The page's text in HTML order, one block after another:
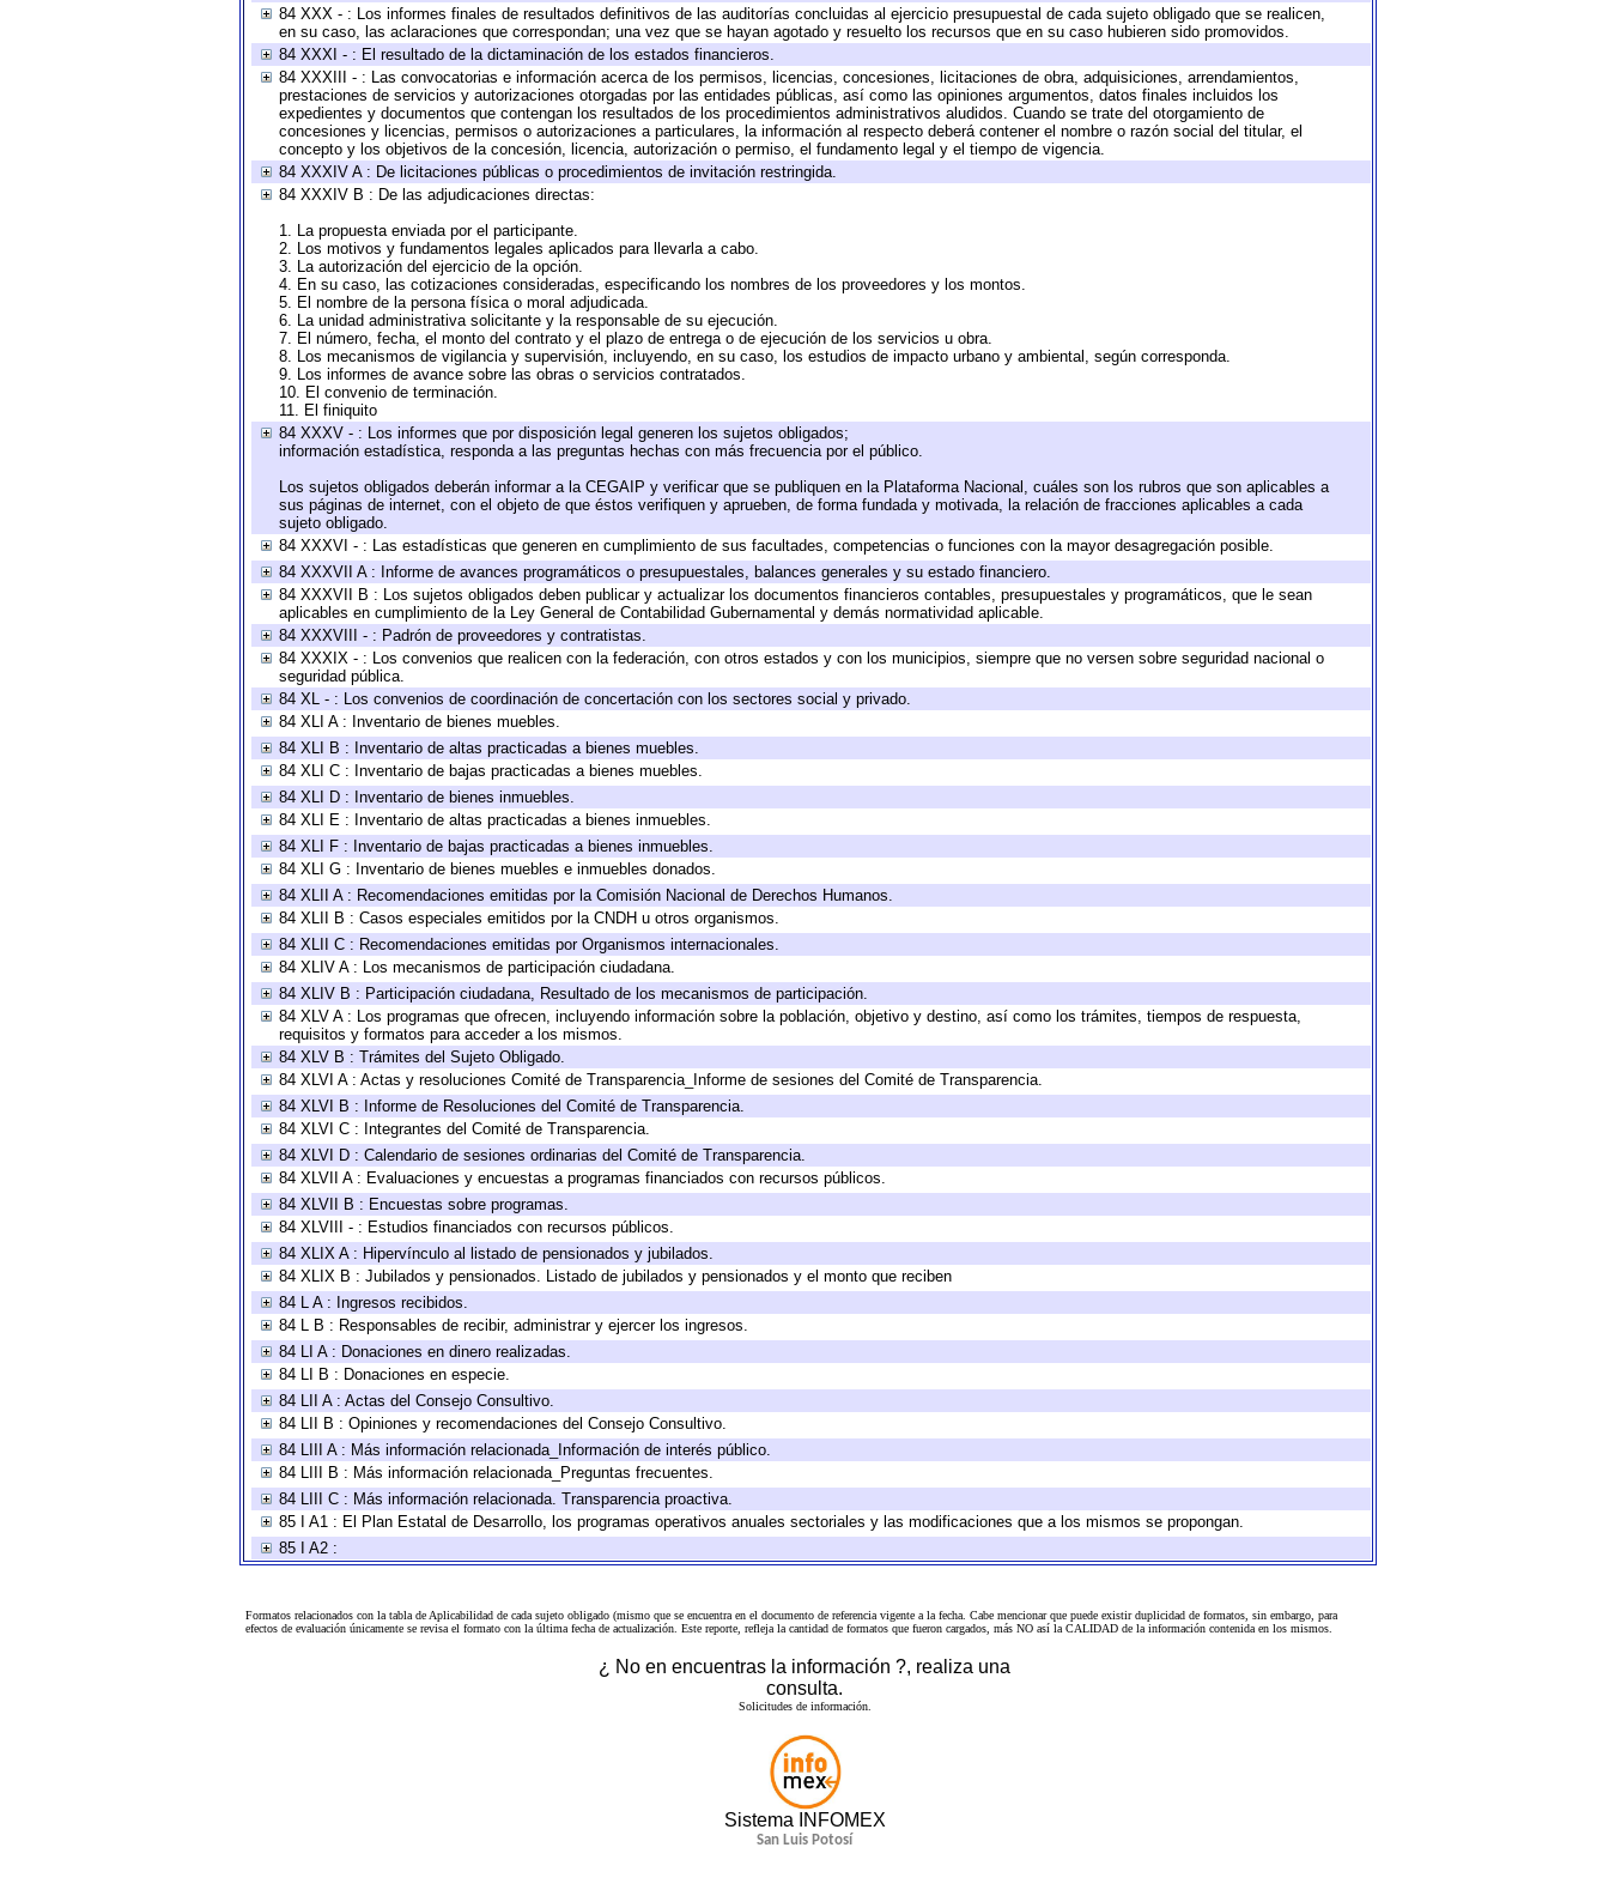
84 XXX - : Los informes finales de resultados definitivos de las auditorías concluidas al ejercicio presupuestal de cada sujeto obligado que se realicen,
en su caso, las aclaraciones que correspondan; una vez que se hayan agotado y resuelto los recursos que en su caso hubieren sido promovidos.
84 XXXI - : El resultado de la dictaminación de los estados financieros.
84 XXXIII - : Las convocatorias e información acerca de los permisos, licencias, concesiones, licitaciones de obra, adquisiciones, arrendamientos,
prestaciones de servicios y autorizaciones otorgadas por las entidades públicas, así como las opiniones argumentos, datos finales incluidos los
expedientes y documentos que contengan los resultados de los procedimientos administrativos aludidos. Cuando se trate del otorgamiento de
concesiones y licencias, permisos o autorizaciones a particulares, la información al respecto deberá contener el nombre o razón social del titular, el
concepto y los objetivos de la concesión, licencia, autorización o permiso, el fundamento legal y el tiempo de vigencia.
84 XXXIV A : De licitaciones públicas o procedimientos de invitación restringida.
84 XXXIV B : De las adjudicaciones directas:
1. La propuesta enviada por el participante.
2. Los motivos y fundamentos legales aplicados para llevarla a cabo.
3. La autorización del ejercicio de la opción.
4. En su caso, las cotizaciones consideradas, especificando los nombres de los proveedores y los montos.
5. El nombre de la persona física o moral adjudicada.
6. La unidad administrativa solicitante y la responsable de su ejecución.
7. El número, fecha, el monto del contrato y el plazo de entrega o de ejecución de los servicios u obra.
8. Los mecanismos de vigilancia y supervisión, incluyendo, en su caso, los estudios de impacto urbano y ambiental, según corresponda.
9. Los informes de avance sobre las obras o servicios contratados.
10. El convenio de terminación.
11. El finiquito
84 XXXV - : Los informes que por disposición legal generen los sujetos obligados;
información estadística, responda a las preguntas hechas con más frecuencia por el público.
Los sujetos obligados deberán informar a la CEGAIP y verificar que se publiquen en la Plataforma Nacional, cuáles son los rubros que son aplicables a
sus páginas de internet, con el objeto de que éstos verifiquen y aprueben, de forma fundada y motivada, la relación de fracciones aplicables a cada
sujeto obligado.
84 XXXVI - : Las estadísticas que generen en cumplimiento de sus facultades, competencias o funciones con la mayor desagregación posible.
84 XXXVII A : Informe de avances programáticos o presupuestales, balances generales y su estado financiero.
84 XXXVII B : Los sujetos obligados deben publicar y actualizar los documentos financieros contables, presupuestales y programáticos, que le sean
aplicables en cumplimiento de la Ley General de Contabilidad Gubernamental y demás normatividad aplicable.
84 XXXVIII - : Padrón de proveedores y contratistas.
84 XXXIX - : Los convenios que realicen con la federación, con otros estados y con los municipios, siempre que no versen sobre seguridad nacional o
seguridad pública.
84 XL - : Los convenios de coordinación de concertación con los sectores social y privado.
84 XLI A : Inventario de bienes muebles.
84 XLI B : Inventario de altas practicadas a bienes muebles.
84 XLI C : Inventario de bajas practicadas a bienes muebles.
84 XLI D : Inventario de bienes inmuebles.
84 XLI E : Inventario de altas practicadas a bienes inmuebles.
84 XLI F : Inventario de bajas practicadas a bienes inmuebles.
84 XLI G : Inventario de bienes muebles e inmuebles donados.
84 XLII A : Recomendaciones emitidas por la Comisión Nacional de Derechos Humanos.
84 XLII B : Casos especiales emitidos por la CNDH u otros organismos.
84 XLII C : Recomendaciones emitidas por Organismos internacionales.
84 XLIV A : Los mecanismos de participación ciudadana.
84 XLIV B : Participación ciudadana, Resultado de los mecanismos de participación.
84 XLV A : Los programas que ofrecen, incluyendo información sobre la población, objetivo y destino, así como los trámites, tiempos de respuesta,
requisitos y formatos para acceder a los mismos.
84 XLV B : Trámites del Sujeto Obligado.
84 XLVI A : Actas y resoluciones Comité de Transparencia_Informe de sesiones del Comité de Transparencia.
84 XLVI B : Informe de Resoluciones del Comité de Transparencia.
84 XLVI C : Integrantes del Comité de Transparencia.
84 XLVI D : Calendario de sesiones ordinarias del Comité de Transparencia.
84 XLVII A : Evaluaciones y encuestas a programas financiados con recursos públicos.
84 XLVII B : Encuestas sobre programas.
84 XLVIII - : Estudios financiados con recursos públicos.
84 XLIX A : Hipervínculo al listado de pensionados y jubilados.
84 XLIX B : Jubilados y pensionados. Listado de jubilados y pensionados y el monto que reciben
84 L A : Ingresos recibidos.
84 L B : Responsables de recibir, administrar y ejercer los ingresos.
84 LI A : Donaciones en dinero realizadas.
84 LI B : Donaciones en especie.
84 LII A : Actas del Consejo Consultivo.
84 LII B : Opiniones y recomendaciones del Consejo Consultivo.
84 LIII A : Más información relacionada_Información de interés público.
84 LIII B : Más información relacionada_Preguntas frecuentes.
84 LIII C : Más información relacionada. Transparencia proactiva.
85 I A1 : El Plan Estatal de Desarrollo, los programas operativos anuales sectoriales y las modificaciones que a los mismos se propongan.
85 I A2 :
Formatos relacionados con la tabla de Aplicabilidad de cada sujeto obligado (mismo que se encuentra en el documento de referenciavigente a la fecha. Cabe mencionar que puede existir duplicidad de formatos, sin embargo, para
efectos de evaluación únicamente se revisa el formato con la última fecha de actualización. Este reporte, refleja la cantidad de formatos que fueron cargados, más NO así la CALIDAD de la información contenida en los mismos.
¿ No en encuentras la información ?, realiza una
consulta.
Solicitudes de información.
Sistema INFOMEX
San Luis Potosí